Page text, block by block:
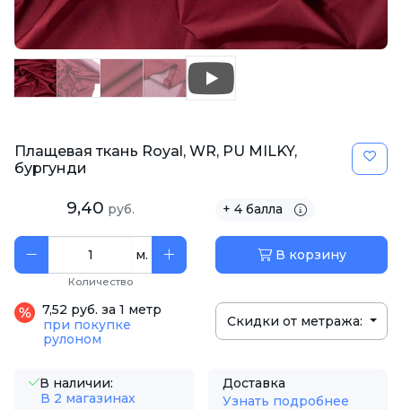
Плащевая ткань Royal, WR, PU MILKY,
бургунди
9,40 руб. + 4 балла
м.
Количество
В корзину
7,52 руб. за 1 метр
при покупке
рулоном
Скидки от метража:
В наличии:
В 2 магазинах
Доставка
Узнать подробнее